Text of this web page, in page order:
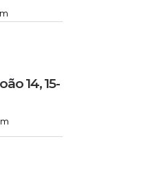
14, 15-